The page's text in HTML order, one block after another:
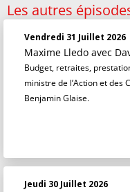
Les autres
Vendredi 31 Juillet 2026
Maxime Lledo avec
Budget, retraites,
ministre de l’Action et des
Benjamin Glaise.
Jeudi 30 Juillet 2026